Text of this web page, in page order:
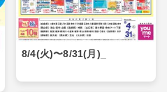
8/4(火)〜8/31(月)_